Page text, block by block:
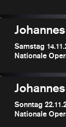
Samstag
Nationale
Sonntag
Nationale